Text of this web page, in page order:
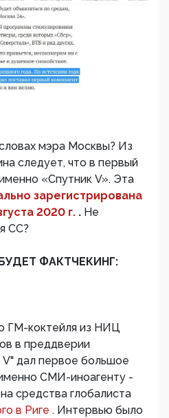
мэра Москвы? Из
следует, что в первый
«Спутник V». Эта
зарегистрирована
2020 г. . Не
СС?
ФАКТЧЕКИНГ:
ГМ-коктейля из НИЦ
в преддверии
V" дал первое большое
СМИ-иноагенту -
средства глобалиста
в Риге . Интервью было